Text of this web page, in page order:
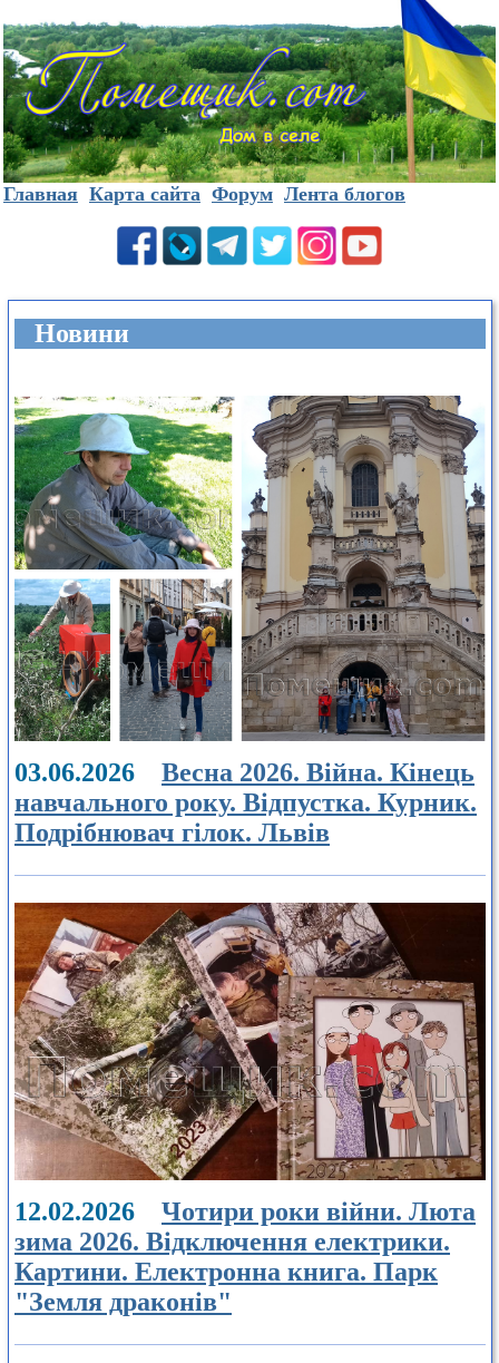
Главная Карта сайта Форум Лента блогов
Новини
03.06.2026 Весна 2026. Війна. Кінець
навчального року. Відпустка. Курник.
Подрібнювач гілок. Львів
12.02.2026 Чотири роки війни. Люта
зима 2026. Відключення електрики.
Картини. Електронна книга. Парк
"Земля драконів"